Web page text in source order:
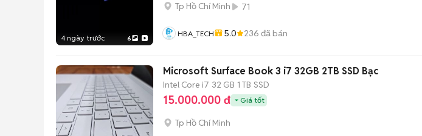
4 ngày trước 6
Tp Hồ Chí Minh 71
HBA_TECH 5.0 236 đã bán
Microsoft Surface Book 3 i7 32GB 2TB SSD Bạc
Intel Core i7 32 GB 1 TB SSD
15.000.000 đ Giá tốt
Tp Hồ Chí Minh